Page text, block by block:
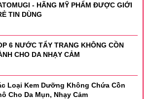
- HÃNG MỸ PHẨM ĐƯỢC GIỚI
TIN DÙNG
6 NƯỚC TẨY TRANG KHÔNG CỒN
CHO DA NHẠY CẢM
Loại Kem Dưỡng Không Chứa Cồn
Cho Da Mụn, Nhạy Cảm